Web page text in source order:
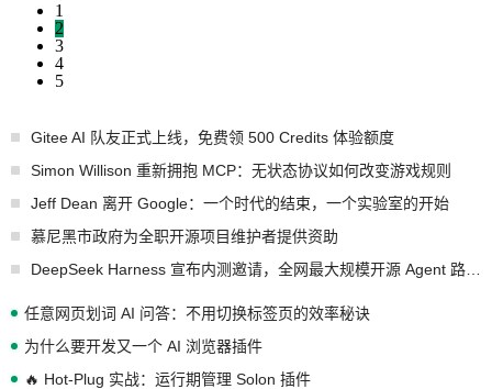
1
2
3
4
5
Gitee AI 队友正式上线，免费领 500 Credits 体验额度
Simon Willison 重新拥抱 MCP：无状态协议如何改变游戏规则
Jeff Dean 离开 Google：一个时代的结束，一个实验室的开始
慕尼黑市政府为全职开源项目维护者提供资助
任意网页划词 AI 问答：不用切换标签页的效率秘诀
为什么要开发又一个 AI 浏览器插件
🔥 Hot-Plug 实战：运行期管理 Solon 插件